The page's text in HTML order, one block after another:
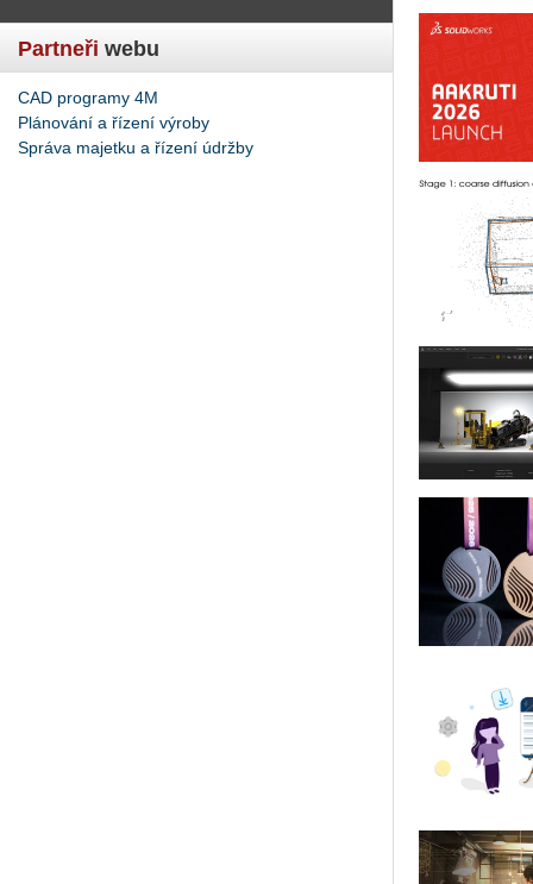
Partneři webu
CAD programy 4M
Plánování a řízení výroby
Správa majetku a řízení údržby